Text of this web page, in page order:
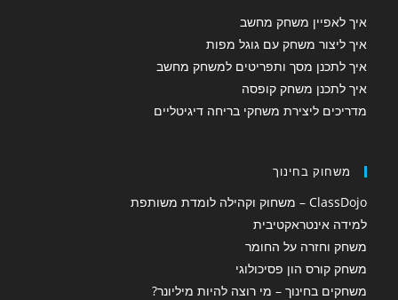
איך לאפיין משחק מחשב
איך ליצור משחק עם גוגל מפות
איך לתכנן מסך ותפריטים למשחק מחשב
איך לתכנן משחק קופסה
מדריכים ליצירת משחקי בריחה דיגיטליים
משחוק בחינוך
ClassDojo – משחוק וקהילה לומדת משותפת
למידה אינטראקטיבית
משחק וחזרה על החומר
משחק קורס הון פסיכולוגי
משחקים בחינוך – מי רוצה להיות מיליונר?